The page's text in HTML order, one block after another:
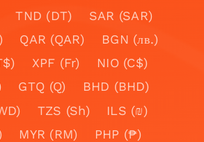
TND (DT)
SAR (SAR)
QAR (QAR)
BGN (лв.)
XPF (Fr)
NIO (C$)
GTQ (Q)
BHD (BHD)
TZS (Sh)
ILS (₪)
MYR (RM)
PHP (₱)